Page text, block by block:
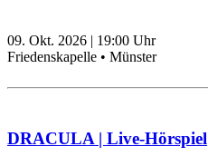
09. Okt. 2026 | 19:00 Uhr
Friedenskapelle • Münster
DRACULA | Live-Hörspiel